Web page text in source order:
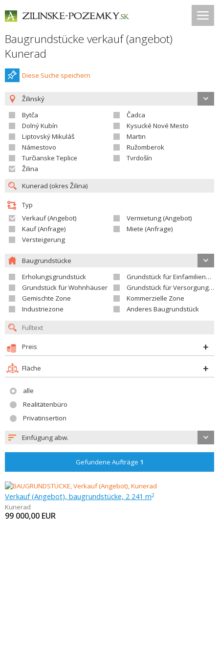
Baugrundstücke verkauf (angebot)
Kunerad
Diese Suche speichern
Žilinský
Bytča
Čadca
Dolný Kubín
Kysucké Nové Mesto
Liptovský Mikuláš
Martin
Námestovo
Ružomberok
Turčianske Teplice
Tvrdošín
Žilina
Typ
Verkauf (Angebot)
Vermietung (Angebot)
Kauf (Anfrage)
Miete (Anfrage)
Versteigerung
Baugrundstücke
Erholungsgrundstück
Grundstück für Einfamilienhäuser
Grundstück für Wohnhäuser
Grundstück für Versorgungseinrichtungen
Gemischte Zone
Kommerzielle Zone
Industriezone
Anderes Baugrundstück
Preis
Fläche
alle
Realitätenbüro
Privatinsertion
Einfügung abw.
Gefundene Aufträge 1
Verkauf (Angebot), baugrundstücke, 2 241 m2
Kunerad
99 000,00 EUR